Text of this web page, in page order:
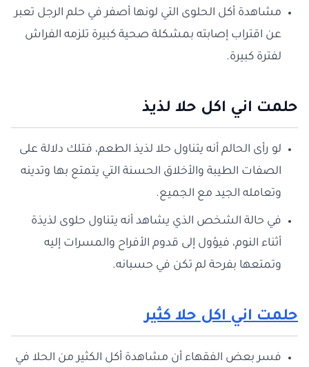
مشاهدة أكل الحلوى التي لونها أصفر في حلم الرجل تعبر
عن اقتراب إصابته بمشكلة صحية كبيرة تلزمه الفراش
لفترة كبيرة.
حلمت اني اكل حلا لذيذ
لو رأى الحالم أنه يتناول حلا لذيذ الطعم، فتلك دلالة على
الصفات الطيبة والأخلاق الحسنة التي يتمتع بها وتدينه
وتعامله الجيد مع الجميع.
في حالة الشخص الذي يشاهد أنه يتناول حلوى لذيذة
أثناء النوم، فيؤول إلى قدوم الأفراح والمسرات إليه
وتمتعها بفرحة لم تكن في حسبانه.
حلمت اني اكل حلا كثير
فسر بعض الفقهاء أن مشاهدة أكل الكثير من الحلا في